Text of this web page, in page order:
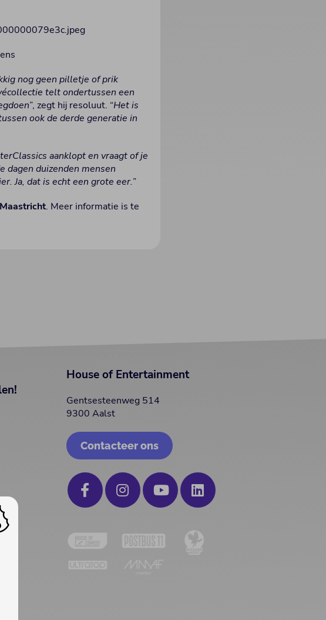
nog geen pilletje of prik
telt ondertussen een
”, zegt hij resoluut. “Het is
ook de derde generatie in
aanklopt en vraagt of je
dagen duizenden mensen
Ja, dat is echt een grote eer.”
. Meer informatie is te
House of Entertainment
Gentsesteenweg 514
9300 Aalst
Contacteer ons